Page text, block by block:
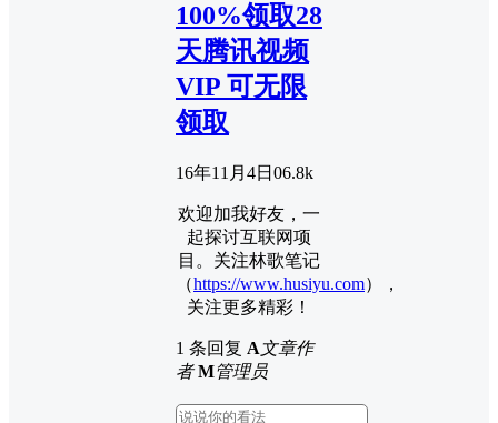
100%领取28
天腾讯视频
VIP 可无限
领取
16年11月4日 06.8k
欢迎加我好友，一
起探讨互联网项
目。关注林歌笔记
（https://www.husiyu.com），
关注更多精彩！
1 条回复 A文章作
者 M管理员